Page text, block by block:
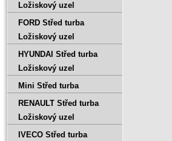
Ložiskový uzel
FORD Střed turba
Ložiskový uzel
HYUNDAI Střed turba
Ložiskový uzel
Mini Střed turba
RENAULT Střed turba
Ložiskový uzel
IVECO Střed turba